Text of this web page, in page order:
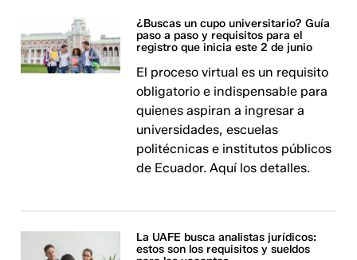
¿Buscas un cupo universitario? Guía
paso a paso y requisitos para el
registro que inicia este 2 de junio
El proceso virtual es un requisito
obligatorio e indispensable para
quienes aspiran a ingresar a
universidades, escuelas
politécnicas e institutos públicos
de Ecuador. Aquí los detalles.
La UAFE busca analistas jurídicos:
estos son los requisitos y sueldos